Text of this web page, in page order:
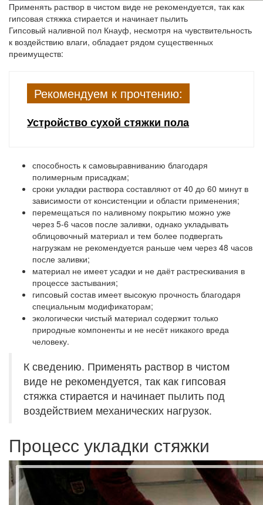
Применять раствор в чистом виде не рекомендуется, так как
гипсовая стяжка стирается и начинает пылить
Гипсовый наливной пол Кнауф, несмотря на чувствительность
к воздействию влаги, обладает рядом существенных
преимуществ:
Рекомендуем к прочтению:
Устройство сухой стяжки пола
способность к самовыравниванию благодаря
полимерным присадкам;
сроки укладки раствора составляют от 40 до 60 минут в
зависимости от консистенции и области применения;
перемещаться по наливному покрытию можно уже
через 5-6 часов после заливки, однако укладывать
облицовочный материал и тем более подвергать
нагрузкам не рекомендуется раньше чем через 48 часов
после заливки;
материал не имеет усадки и не даёт растрескивания в
процессе застывания;
гипсовый состав имеет высокую прочность благодаря
специальным модификаторам;
экологически чистый материал содержит только
природные компоненты и не несёт никакого вреда
человеку.
К сведению. Применять раствор в чистом
виде не рекомендуется, так как гипсовая
стяжка стирается и начинает пылить под
воздействием механических нагрузок.
Процесс укладки стяжки